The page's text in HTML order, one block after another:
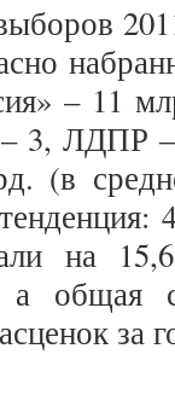
– 11
– 3, ЛДПР
(в
на
общая
за